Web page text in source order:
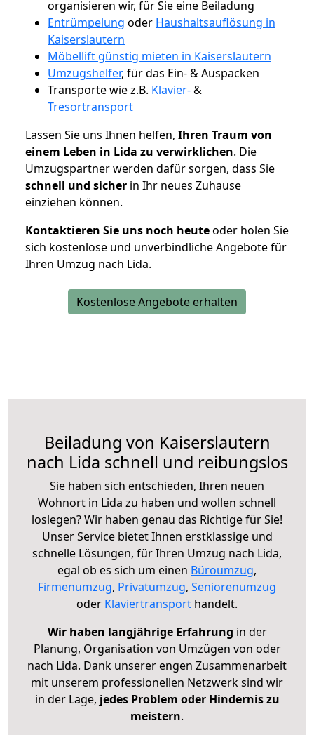
organisieren wir, für Sie eine Beiladung
Entrümpelung oder Haushaltsauflösung in
Kaiserslautern
Möbellift günstig mieten in Kaiserslautern
Umzugshelfer, für das Ein- & Auspacken
Transporte wie z.B. Klavier-&
Tresortransport
Lassen Sie uns Ihnen helfen, Ihren Traum von
einem Leben in Lida zu verwirklichen. Die
Umzugspartner werden dafür sorgen, dass Sie
schnell und sicher in Ihr neues Zuhause
einziehen können.
Kontaktieren Sie uns noch heuteoder holen Sie
sich kostenlose und unverbindliche Angebote für
Ihren Umzug nach Lida.
Kostenlose Angebote erhalten
Beiladung von Kaiserslautern
nach Lida schnell und reibungslos
Sie haben sich entschieden, Ihren neuen
Wohnort in Lida zu haben und wollen schnell
loslegen? Wir haben genau das Richtige für Sie!
Unser Service bietet Ihnen erstklassige und
schnelle Lösungen, für Ihren Umzug nach Lida,
egal ob es sich um einen Büroumzug,
Firmenumzug, Privatumzug, Seniorenumzug
oder Klaviertransport handelt.
Wir haben langjährige Erfahrung in der
Planung, Organisation von Umzügen von oder
nach Lida. Dank unserer engen Zusammenarbeit
mit unserem professionellen Netzwerk sind wir
in der Lage, jedes Problem oder Hindernis zu
meistern.